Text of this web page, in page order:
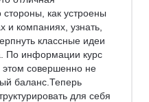
стороны, как устроены
и компаниях, узнать,
классные идеи
По информации курс
совершенно не
баланс.Теперь
для себя